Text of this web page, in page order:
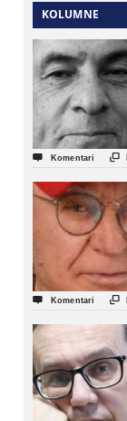
KOLUMNE
 Komentari 
 Komentari 